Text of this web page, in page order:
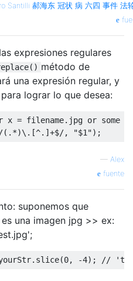
Santilli 郝海东 冠状 病 六四 事件 法
expresiones regulares
método de
una expresión regular, y
lograr lo que desea:
x = filename.jpg or some
/(.*)\.[^.]+$/, "$1");
— Alex
fuente
suponemos que
una imagen jpg >> ex:
. slice(0, -4); //